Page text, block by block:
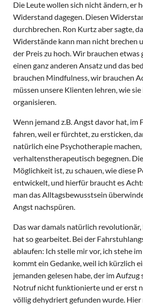
Die Leute wollen sich nicht ändern, er
Widerstand dagegen. Diesen
durchbrechen. Ron Kurtz aber sagte,
Widerstände kann man nicht brechen
der Preis zu hoch. Wir brauchen etwas
einen ganz anderen Ansatz und das
brauchen Mindfulness, wir brauchen
müssen unsere Klienten lehren, wie
organisieren.
Wenn jemand z.B. Angst davor hat, im
fahren, weil er fürchtet, zu ersticken,
natürlich eine Psychotherapie machen,
verhaltenstherapeutisch begegnen.
Möglichkeit ist, zu schauen, wie diese
entwickelt, und hierfür braucht es
man das Alltagsbewusstsein
Angst nachspüren.
Das war damals natürlich revolutionär,
hat so gearbeitet. Bei der
ablaufen: Ich stelle mir vor, ich stehe
kommt ein Gedanke, weil ich kürzlich
jemanden gelesen habe, der im
Notruf nicht funktionierte und er erst
völlig dehydriert gefunden wurde. Hier